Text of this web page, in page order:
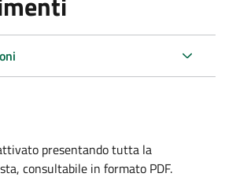
presentando tutta la
consultabile in formato PDF.